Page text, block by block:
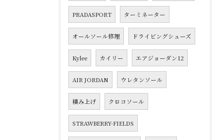
PRADASPORT ターミネーター
オールソール修理 ドライビングシューズ
Kylee カイリー エアジョーダン12
AIR JORDAN ウレタンソール
積み上げ クロコソール
STRAWBERRY-FIELDS